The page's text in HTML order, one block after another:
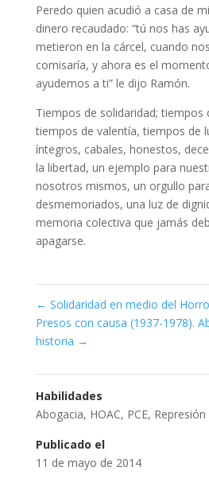
Peredo quien acudió a casa de
dinero recaudado: “tú nos has
metieron en la cárcel, cuando
comisaría, y ahora es el
ayudemos a ti” le dijo Ramón.
Tiempos de solidaridad; tiempos
tiempos de valentía, tiempos de
íntegros, cabales, honestos,
la libertad, un ejemplo para
nosotros mismos, un orgullo
desmemoriados, una luz de
memoria colectiva que jamás
apagarse.
← Solidaridad en medio del
Presos con causa (1937-1978).
historia →
Habilidades
Abogacia, HOAC, PCE, Represión
Publicado el
11 de mayo de 2014